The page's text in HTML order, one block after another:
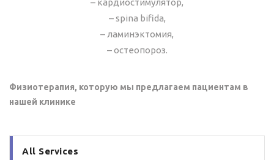
– кардиостимулятор,
– spina bifida,
– ламинэктомия,
– остеопороз.
Физиотерапия, которую мы предлагаем пациентам в
нашей клинике
All Services